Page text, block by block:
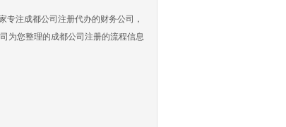
注成都公司注册代办的财务公司，
为您整理的成都公司注册的流程信息